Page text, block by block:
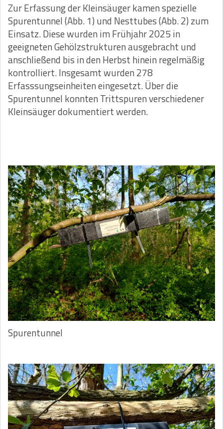
Zur Erfassung der Kleinsäuger kamen spezielle
Spurentunnel (Abb. 1) und Nesttubes (Abb. 2) zum
Einsatz. Diese wurden im Frühjahr 2025 in
geeigneten Gehölzstrukturen ausgebracht und
anschließend bis in den Herbst hinein regelmäßig
kontrolliert. Insgesamt wurden 278
Erfasssungseinheiten eingesetzt. Über die
Spurentunnel konnten Trittspuren verschiedener
Kleinsäuger dokumentiert werden.
Spurentunnel